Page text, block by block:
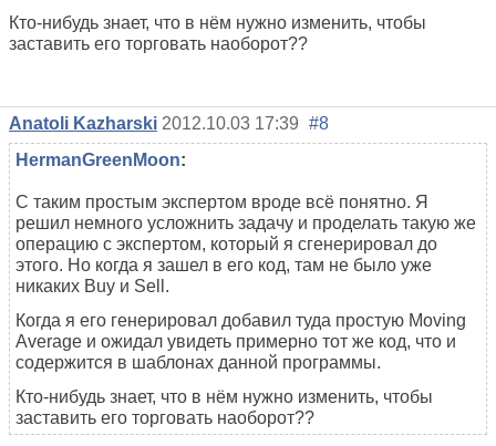
Кто-нибудь знает, что в нём нужно изменить, чтобы
заставить его торговать наоборот??
Anatoli Kazharski 2012.10.03 17:39 #8
HermanGreenMoon:
С таким простым экспертом вроде всё понятно. Я
решил немного усложнить задачу и проделать такую же
операцию с экспертом, который я сгенерировал до
этого. Но когда я зашел в его код, там не было уже
никаких Buy и Sell.
Когда я его генерировал добавил туда простую Moving
Average и ожидал увидеть примерно тот же код, что и
содержится в шаблонах данной программы.
Кто-нибудь знает, что в нём нужно изменить, чтобы
заставить его торговать наоборот??